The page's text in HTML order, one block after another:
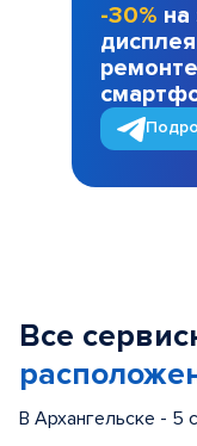
-30% на
ремонте
Все
В Архангельске - 5